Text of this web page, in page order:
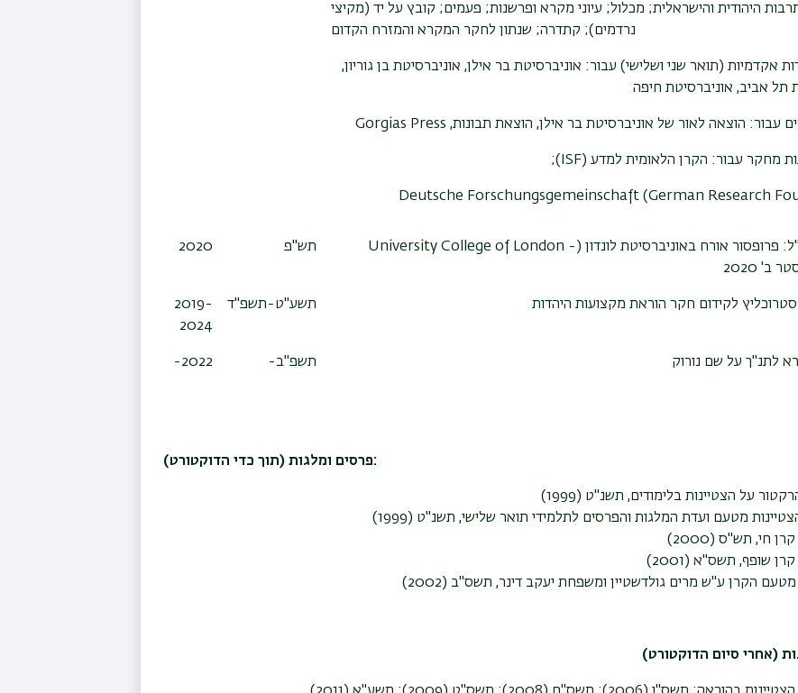
היהודית והישראלית; מכלול; עיוני מקרא ופרשנות; פעמים; קובץ על יד (מקיצי
נרדמים); קתדרה; שנתון לחקר המקרא והמזרח הקדום
אקדמיות (תואר שני ושלישי) עבור: אוניברסיטת בר אילן, אוניברסיטת בן גוריון,
תל אביב, אוניברסיטת חיפה
עבור: הוצאה לאור של אוניברסיטת בר אילן, הוצאת תבונות, Gorgias Press
מחקר עבור: הקרן הלאומית למדע (ISF);
Deutsche Forschungsgemeinschaft (German Research
פרופסור אורח באוניברסיטת לונדון (University College of London -
ב' 2020
תש"פ 2020
לקידום חקר הוראת מקצועות היהדות תשע"ט-תשפ"ד
2019-
2024
לתנ"ך על שם נורוק תשפ"ב- 2022-
פרסים ומלגות (תוך כדי הדוקטורט):
על הצטיינות בלימודים, תשנ"ט (1999)
מטעם ועדת המלגות והפרסים לתלמידי תואר שלישי, תשנ"ט (1999)
חי, תש"ס (2000)
שופף, תשס"א (2001)
הקרן ע"ש מרים גולדשטיין ומשפחת יעקב דינר, תשס"ב (2002)
(אחרי סיום הדוקטורט)